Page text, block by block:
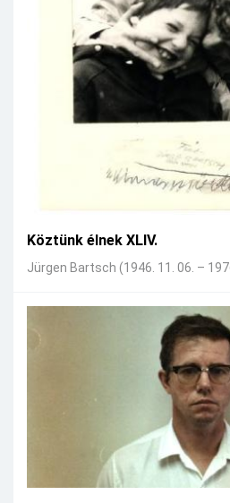
Köztünk élnek XLIV.
Jürgen Bartsch (1946. 11. 06. –